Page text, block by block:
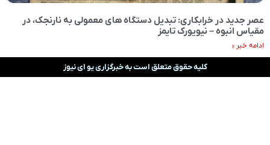
عصر جدید در خرابکاری: تبدیل دستگاه های معمولی به نارنجک، در
مقیاس انبوه – نیویورک تایمز
ادامه خبر »
کلیه حقوق متعلق است به خبرگزاری یو ای نیوز